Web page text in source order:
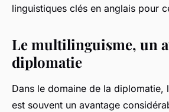
linguistiques clés en anglais pour
Le multilinguisme, un
diplomatie
Dans le domaine de la diplomatie,
est souvent un avantage